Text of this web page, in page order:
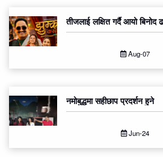
तीजलाई लक्षित गर्दै आयो
Aug-07
नमोबुद्धमा सहीछाप प्रदर्शन हुने
Jun-24